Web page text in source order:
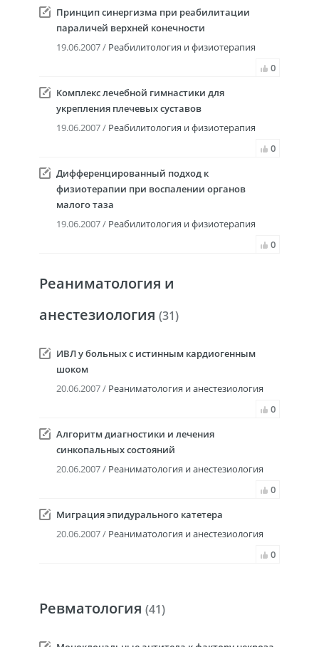
Принцип синергизма при реабилитации
параличей верхней конечности
19.06.2007 / Реабилитология и физиотерапия
0
Комплекс лечебной гимнастики для
укрепления плечевых суставов
19.06.2007 / Реабилитология и физиотерапия
0
Дифференцированный подход к
физиотерапии при воспалении органов
малого таза
19.06.2007 / Реабилитология и физиотерапия
0
Реаниматология и
анестезиология (31)
ИВЛ у больных с истинным кардиогенным
шоком
20.06.2007 / Реаниматология и анестезиология
0
Алгоритм диагностики и лечения
синкопальных состояний
20.06.2007 / Реаниматология и анестезиология
0
Миграция эпидурального катетера
20.06.2007 / Реаниматология и анестезиология
0
Ревматология (41)